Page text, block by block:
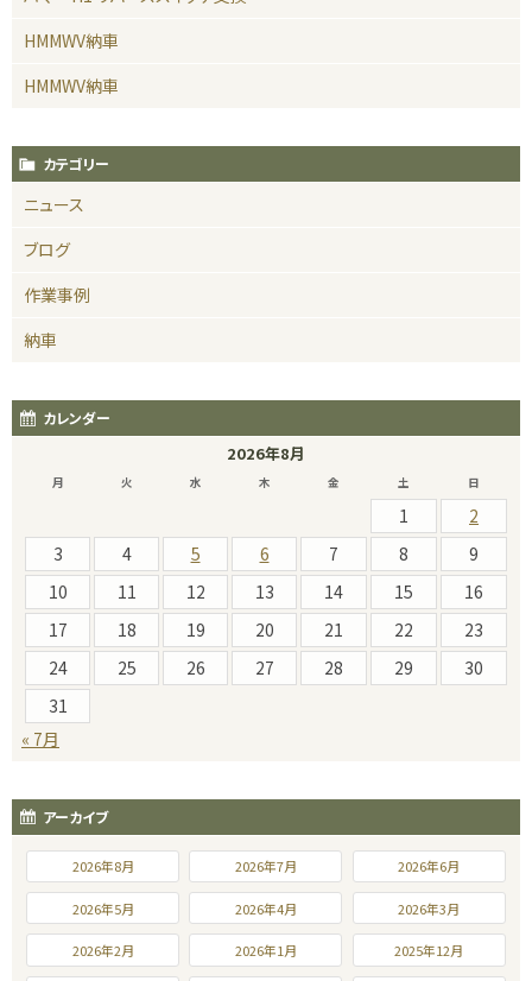
HMMWV納車
HMMWV納車
カテゴリー
ニュース
ブログ
作業事例
納車
カレンダー
2026年8月
月 火 水 木 金 土 日
1
2
3
4 5 6 7 8
9
10
11 12 13 14 15
16
17
18 19 20 21 22
23
24
25 26 27 28 29
30
31
« 7月
アーカイブ
2026年8月 2026年7月 2026年6月
2026年5月 2026年4月 2026年3月
2026年2月 2026年1月 2025年12月